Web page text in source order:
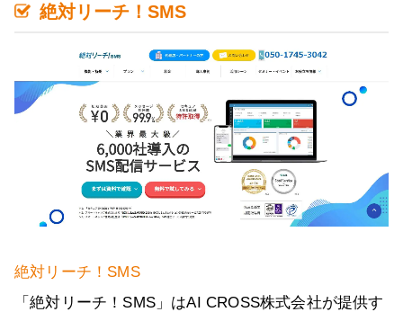
絶対リーチ！SMS
絶対リーチ！SMS
「絶対リーチ！SMS」はAI CROSS株式会社が提供す